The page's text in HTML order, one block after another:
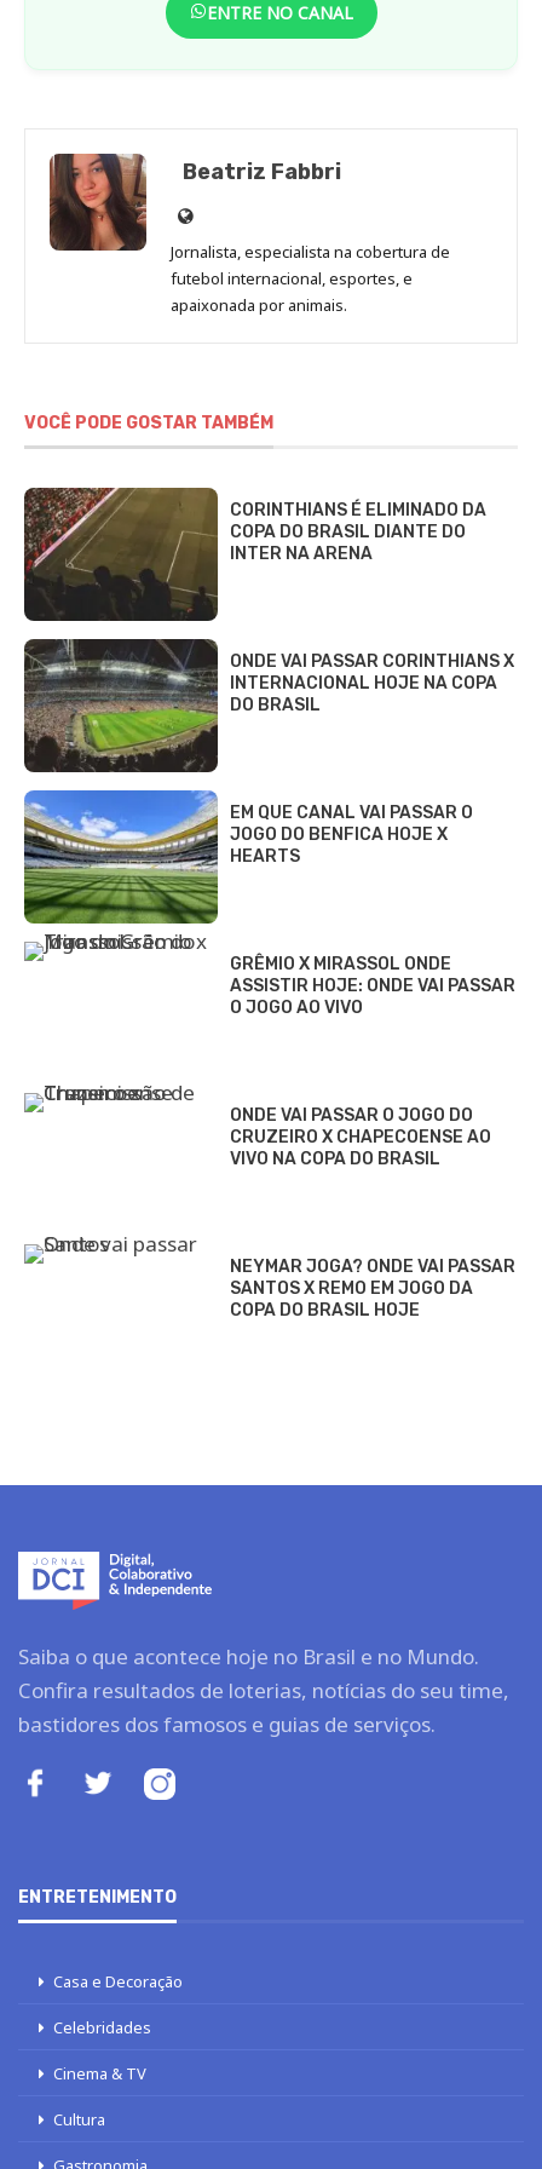
ENTRE NO CANAL
Beatriz Fabbri
Site
de
Beatriz
Fabbri
Jornalista, especialista na cobertura de
futebol internacional, esportes, e
apaixonada por animais.
VOCÊ PODE GOSTAR TAMBÉM
CORINTHIANS É ELIMINADO DA
COPA DO BRASIL DIANTE DO
INTER NA ARENA
ONDE VAI PASSAR CORINTHIANS X
INTERNACIONAL HOJE NA COPA
DO BRASIL
EM QUE CANAL VAI PASSAR O
JOGO DO BENFICA HOJE X
HEARTS
GRÊMIO X MIRASSOL ONDE
ASSISTIR HOJE: ONDE VAI PASSAR
O JOGO AO VIVO
ONDE VAI PASSAR O JOGO DO
CRUZEIRO X CHAPECOENSE AO
VIVO NA COPA DO BRASIL
NEYMAR JOGA? ONDE VAI PASSAR
SANTOS X REMO EM JOGO DA
COPA DO BRASIL HOJE
Saiba o que acontece hoje no Brasil e no Mundo.
Confira resultados de loterias, notícias do seu time,
bastidores dos famosos e guias de serviços.
ENTRETENIMENTO
Casa e Decoração
Celebridades
Cinema & TV
Cultura